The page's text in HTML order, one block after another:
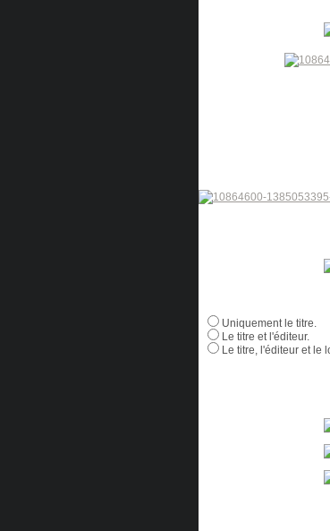
Uniquement le titre.
Le titre et l'éditeur.
Le titre, l'éditeur et le